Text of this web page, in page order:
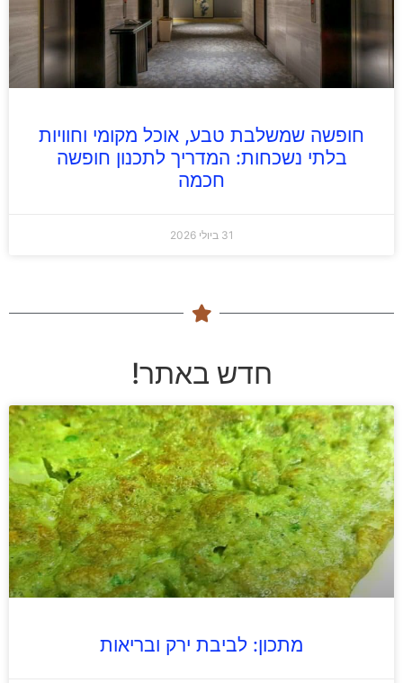
חופשה שמשלבת טבע, אוכל מקומי וחוויות
בלתי נשכחות: המדריך לתכנון חופשה
חכמה
31 ביולי 2026
חדש באתר!
מתכון: לביבת ירק ובריאות